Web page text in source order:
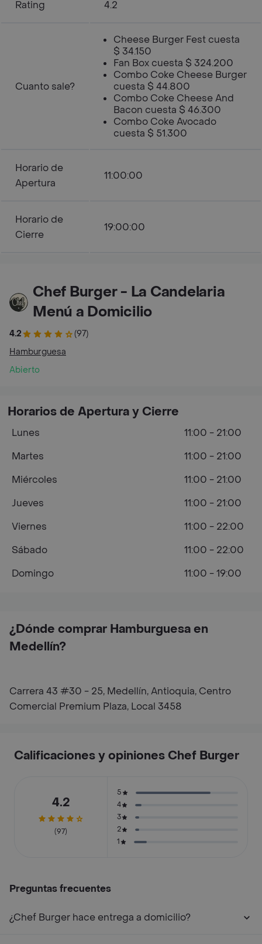
Rating 4.2
Cuanto sale?
Cheese Burger Fest cuesta
$ 34.150
Fan Box cuesta $ 324.200
Combo Coke Cheese Burger
cuesta $ 44.800
Combo Coke Cheese And
Bacon cuesta $ 46.300
Combo Coke Avocado
cuesta $ 51.300
Horario de
Apertura
11:00:00
Horario de
Cierre
19:00:00
Chef Burger - La Candelaria
Menú a Domicilio
4.2
(97)
Hamburguesa
Abierto
¿Dónde comprar Hamburguesa en
Medellín?
Carrera 43 #30 - 25, Medellín, Antioquia, Centro
Comercial Premium Plaza, Local 3458
Horarios de Apertura y Cierre
Lunes
11:00 - 21:00
Martes
11:00 - 21:00
Miércoles
11:00 - 21:00
Jueves
11:00 - 21:00
Viernes
11:00 - 22:00
Sábado
11:00 - 22:00
Domingo
11:00 - 19:00
Calificaciones y opiniones Chef Burger
4.2
(97)
5
4
3
2
1
Preguntas frecuentes
¿Chef Burger hace entrega a domicilio?